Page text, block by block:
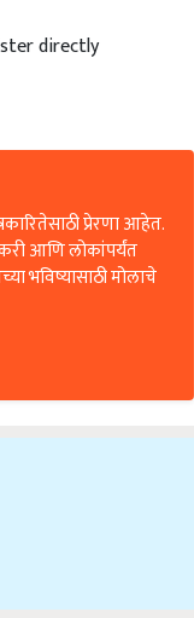
directly
प्रेरणा आहेत.
आणि लोकांपर्यंत
भविष्यासाठी मोलाचे